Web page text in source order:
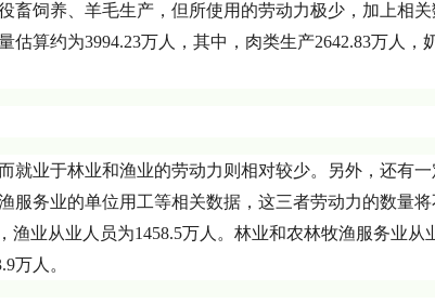
畜饲养、羊毛生产，但所使用的劳动力极少，加上相关
算约为3994.23万人，其中，肉类生产2642.83万人，
就业于林业和渔业的劳动力则相对较少。另外，还有一
服务业的单位用工等相关数据，这三者劳动力的数量将
业从业人员为1458.5万人。林业和农林牧渔服务业从
万人。